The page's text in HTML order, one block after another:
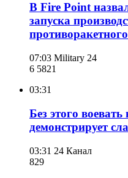
В Fire Point
запуска
07:03 Military 24
6 5821
03:31
Без этого
демонстрирует
03:31 24 Канал
829